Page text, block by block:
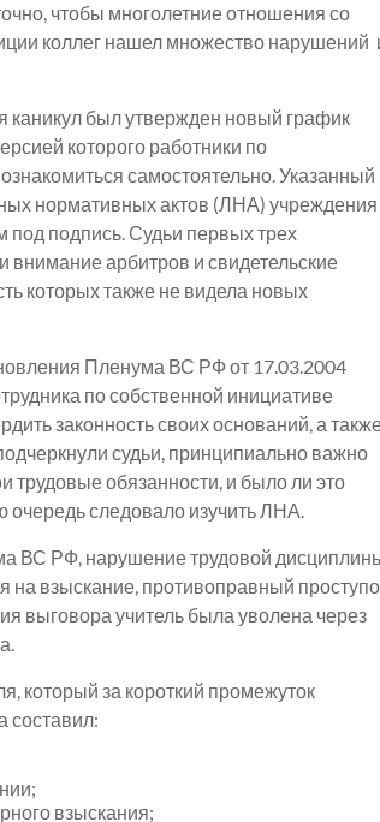
чтобы многолетние отношения со
коллег нашел множество нарушений
каникул был утвержден новый график
которого работники по
самостоятельно. Указанный
нормативных актов (ЛНА) учреждения
под подпись. Судьи первых трех
внимание арбитров и свидетельские
которых также не видела новых
Пленума ВС РФ от 17.03.2004
по собственной инициативе
законность своих оснований, а
судьи, принципиально важно
трудовые обязанности, и было ли это
очередь следовало изучить ЛНА.
ВС РФ, нарушение трудовой
на взыскание, противоправный
выговора учитель была уволена через
который за короткий промежуток
составил:
взыскания;